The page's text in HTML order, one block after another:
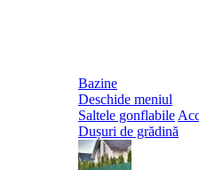
Bazine
Deschide meniul
Saltele gonflabile
Dușuri de grădină